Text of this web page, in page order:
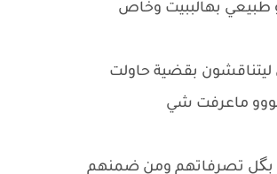
بهالببيت وخاص
ليتناقشون بقضية حاولت
ماعرفت شي
بگل تصرفاتهم ومن ضمنهم